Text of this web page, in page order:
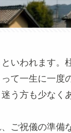
いわれます。
て一生に一度
う方も少なく
ご祝儀の準備